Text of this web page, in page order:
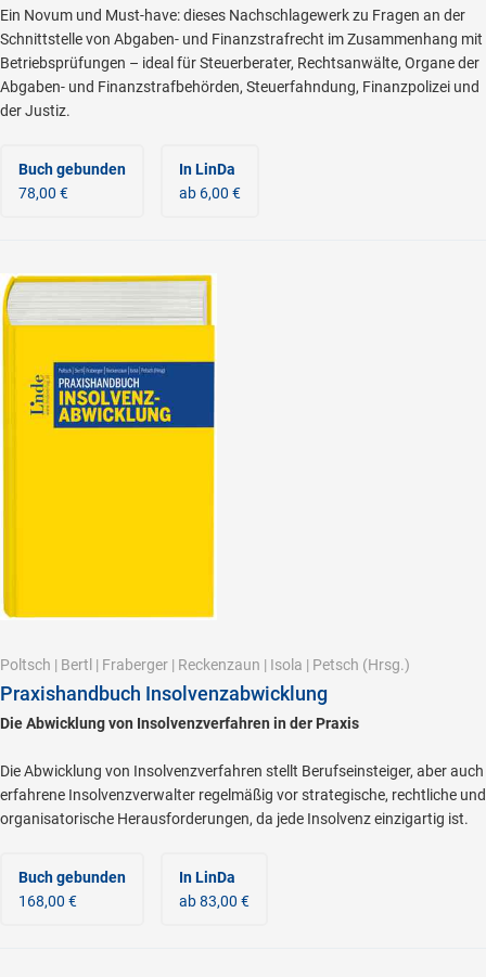
Ein Novum und Must-have: dieses Nachschlagewerk zu Fragen an der
Schnittstelle von Abgaben- und Finanzstrafrecht im Zusammenhang mit
Betriebsprüfungen – ideal für Steuerberater, Rechtsanwälte, Organe der
Abgaben- und Finanzstrafbehörden, Steuerfahndung, Finanzpolizei und
der Justiz.
Buch gebunden
78,00 €
In LinDa
ab 6,00 €
Poltsch | Bertl | Fraberger | Reckenzaun | Isola | Petsch (Hrsg.)
Praxishandbuch Insolvenzabwicklung
Die Abwicklung von Insolvenzverfahren in der Praxis
Die Abwicklung von Insolvenzverfahren stellt Berufseinsteiger, aber auch
erfahrene Insolvenzverwalter regelmäßig vor strategische, rechtliche und
organisatorische Herausforderungen, da jede Insolvenz einzigartig ist.
Buch gebunden
168,00 €
In LinDa
ab 83,00 €